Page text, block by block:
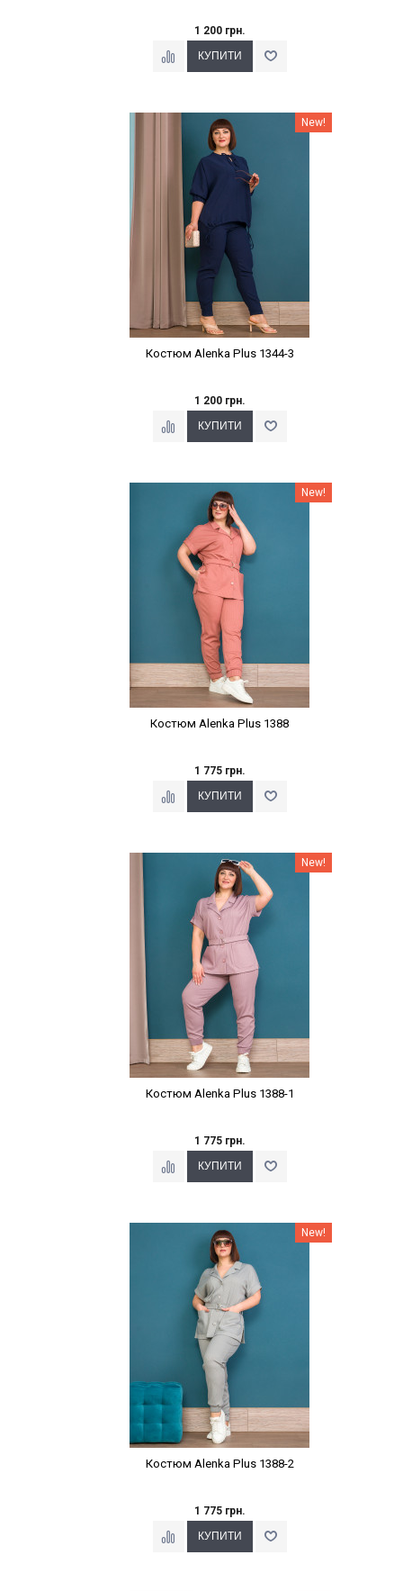
1 200 грн.
Наклейки Варіант з % New!
Костюм Alenka Plus 1344-3
1 200 грн.
Наклейки Варіант з % New!
Костюм Alenka Plus 1388
1 775 грн.
Наклейки Варіант з % New!
Костюм Alenka Plus 1388-1
1 775 грн.
Наклейки Варіант з % New!
Костюм Alenka Plus 1388-2
1 775 грн.